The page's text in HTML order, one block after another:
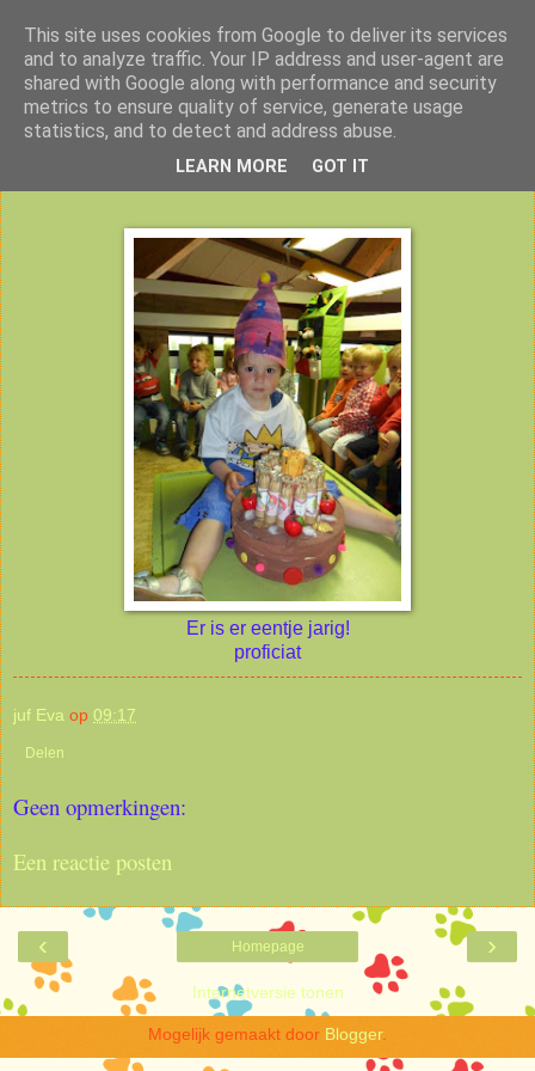
Peuterklas VBS De Klimtoren
Er is er eentje jarig!
proficiat
juf Eva op 09:17
Delen
Geen opmerkingen:
Een reactie posten
‹ ›
Homepage
Internetversie tonen
Mogelijk gemaakt door Blogger.
This site uses cookies from Google to deliver its services
and to analyze traffic. Your IP address and user-agent are
shared with Google along with performance and security
metrics to ensure quality of service, generate usage
statistics, and to detect and address abuse.
LEARN MORE GOT IT